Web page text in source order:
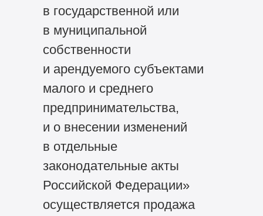
в государственной или
в муниципальной
собственности
и арендуемого субъектами
малого и среднего
предпринимательства,
и о внесении изменений
в отдельные
законодательные акты
Российской Федерации»
осуществляется продажа